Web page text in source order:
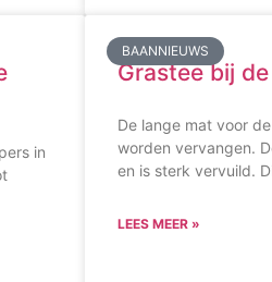
in
BAANNIEUWS
Grastee bij
De lange mat voor
worden vervangen.
en is sterk vervuild.
LEES MEER »